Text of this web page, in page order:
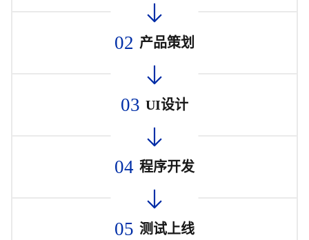
02 产品策划
03 UI设计
04 程序开发
05 测试上线